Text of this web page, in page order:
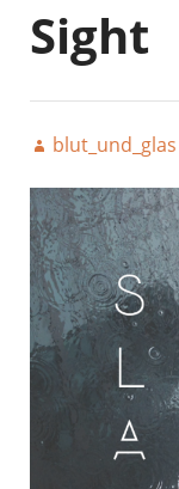
Sight
blut_und_glas